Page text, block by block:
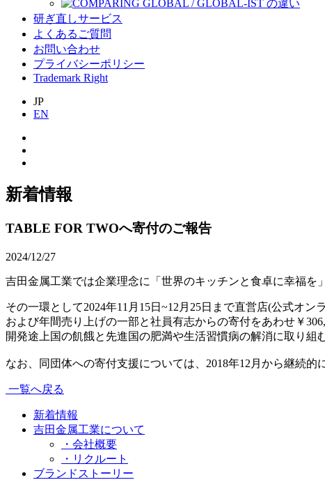
研ぎ直しサービス
よくあるご質問
お問い合わせ
プライバシーポリシー
Trademark Right
JP
EN
新着情報
TABLE FOR TWOへ寄付のご報告
2024/12/27
吉田金属工業では企業理念に「世界のキッチンと食卓に幸福を
その一環として2024年11月15日~12月25日まで直営店(公式オ
および年間売り上げの一部と社員有志からの寄付をあわせ￥
開発途上国の飢餓と先進国の肥満や生活習慣病の解消に取り組
なお、同団体への寄付支援については、2018年12月から継続的
一覧へ戻る
新着情報
吉田金属工業について
・会社概要
・リクルート
ブランドストーリー